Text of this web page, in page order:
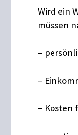
Wird ein
müssen
–
–
– Kosten